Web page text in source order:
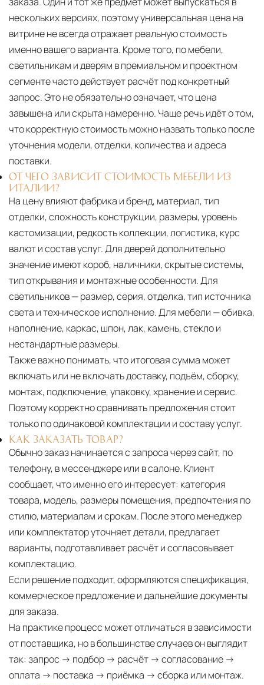
нескольких версиях, поэтому универсальная цена на
витрине не всегда отражает реальную стоимость
именно вашего варианта. Кроме того, по мебели,
светильникам и дверям в премиальном и проектном
сегменте часто действует расчёт под конкретный
запрос. Это не обязательно означает, что цена
завышена или скрыта намеренно. Чаще речь идёт о том,
что корректную стоимость можно назвать только после
уточнения модели, отделки, количества и адреса
поставки.
ОТ ЧЕГО ЗАВИСИТ СТОИМОСТЬ МЕБЕЛИ ИЗ
ИТАЛИИ?
На цену влияют фабрика и бренд, материал, тип
отделки, сложность конструкции, размеры, уровень
кастомизации, редкость коллекции, логистика, курс
валют и состав услуг. Для дверей дополнительно
значение имеют короб, наличники, скрытые системы,
тип открывания и монтажные особенности. Для
светильников — размер, серия, отделка, тип источника
света и техническое исполнение. Для мебели — обивка,
наполнение, каркас, шпон, лак, камень, стекло и
нестандартные размеры.
Также важно понимать, что итоговая сумма может
включать или не включать доставку, подъём, сборку,
монтаж, подключение, упаковку, хранение и сервис.
Поэтому корректно сравнивать предложения стоит
только по одинаковой комплектации и составу услуг.
КАК ЗАКАЗАТЬ ТОВАР?
Обычно заказ начинается с запроса через сайт, по
телефону, в мессенджере или в салоне. Клиент
сообщает, что именно его интересует: категория
товара, модель, размеры помещения, предпочтения по
стилю, материалам и срокам. После этого менеджер
или комплектатор уточняет детали, предлагает
варианты, подготавливает расчёт и согласовывает
комплектацию.
Если решение подходит, оформляются спецификация,
коммерческое предложение и дальнейшие документы
для заказа.
На практике процесс может отличаться в зависимости
от поставщика, но в большинстве случаев он выглядит
так: запрос → подбор → расчёт → согласование →
оплата → поставка → приёмка → сборка или монтаж.